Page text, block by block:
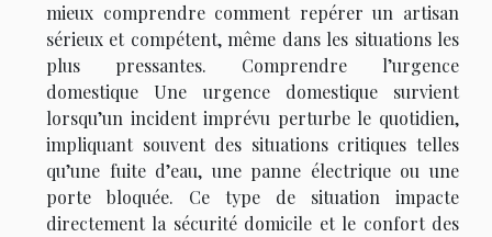
mieux comprendre comment repérer un artisan
sérieux et compétent, même dans les situations les
plus pressantes. Comprendre l’urgence
domestique Une urgence domestique survient
lorsqu’un incident imprévu perturbe le quotidien,
impliquant souvent des situations critiques telles
qu’une fuite d’eau, une panne électrique ou une
porte bloquée. Ce type de situation impacte
directement la sécurité domicile et le confort des